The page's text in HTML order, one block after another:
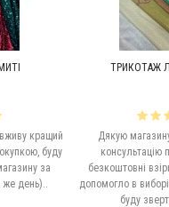
кращий
буду
за
же день)..
ТРИКОТАЖ
Дякую
консультацію
безкоштовні
допомогло в
буду